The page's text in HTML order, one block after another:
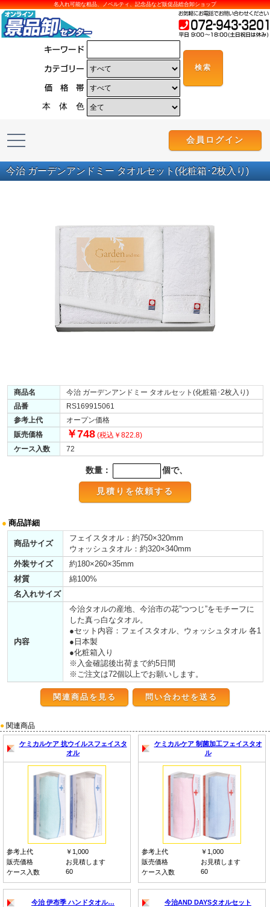
名入れ可能な粗品、ノベルティ、記念品など販促品総合卸ショップ
本 体 色
会員ログイン
今治 ガーデンアンドミー タオルセット(化粧箱･2枚入り)
商品名
今治 ガーデンアンドミー タオルセット(化粧箱･2枚入り)
品番
RS169915061
参考上代
オープン価格
販売価格
￥748 (税込￥822.8)
ケース入数
72
数量： 個で、
● 商品詳細
商品サイズ
フェイスタオル：約750×320mm
ウォッシュタオル：約320×340mm
外装サイズ
約180×260×35mm
材質
綿100%
名入れサイズ
内容
今治タオルの産地、今治市の花”つつじ”をモチーフに
した真っ白なタオル。
●セット内容：フェイスタオル、ウォッシュタオル 各1
●日本製
●化粧箱入り
※入金確認後出荷まで約5日間
※ご注文は72個以上でお願いします。
関連商品を見る
● 関連商品
ケミカルケア 抗ウイルスフェイスタ
オル
参考上代
￥1,000
販売価格
お見積します
ケース入数
60
ケミカルケア 制菌加工フェイスタオ
ル
参考上代
￥1,000
販売価格
お見積します
ケース入数
60
今治 伊布季 ハンドタオル… 今治AND DAYSタオルセット